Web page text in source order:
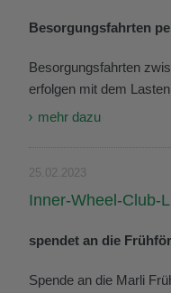
Besorgungsfahrten
Besorgungsfahrten
erfolgen mit dem
mehr dazu
25.02.2023
Inner-Wheel-Club-
spendet an die
Spende an die Marli